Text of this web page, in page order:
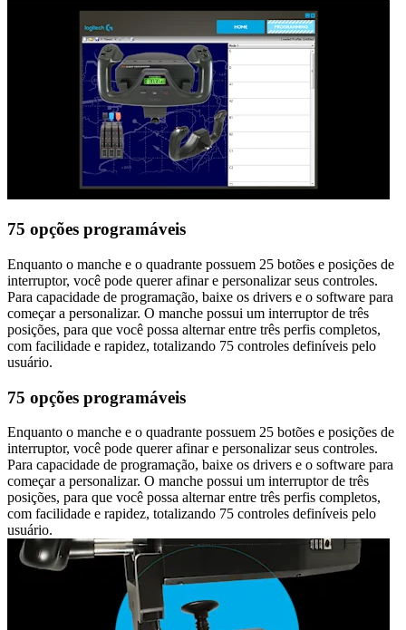
75 opções programáveis
Enquanto o manche e o quadrante possuem 25 botões e posições de
interruptor, você pode querer afinar e personalizar seus controles.
Para capacidade de programação, baixe os drivers e o software para
começar a personalizar. O manche possui um interruptor de três
posições, para que você possa alternar entre três perfis completos,
com facilidade e rapidez, totalizando 75 controles definíveis pelo
usuário.
75 opções programáveis
Enquanto o manche e o quadrante possuem 25 botões e posições de
interruptor, você pode querer afinar e personalizar seus controles.
Para capacidade de programação, baixe os drivers e o software para
começar a personalizar. O manche possui um interruptor de três
posições, para que você possa alternar entre três perfis completos,
com facilidade e rapidez, totalizando 75 controles definíveis pelo
usuário.